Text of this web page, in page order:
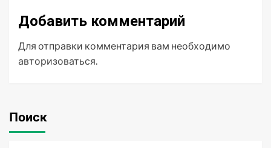
Добавить комментарий
Для отправки комментария вам необходимо
авторизоваться.
Поиск